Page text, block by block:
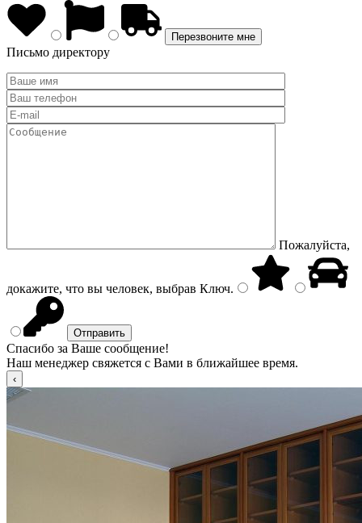
Письмо директору
Пожалуйста,
докажите, что вы человек, выбрав Ключ.
Спасибо за Ваше сообщение!
Наш менеджер свяжется с Вами в ближайшее время.